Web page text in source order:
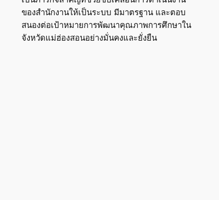
ของสำนักงานให้เป็นระบบ มีมาตรฐาน และตอบ
สนองต่อเป้าหมายการพัฒนาคุณภาพการศึกษาใน
จังหวัดแม่ฮ่องสอนอย่างมั่นคงและยั่งยืน